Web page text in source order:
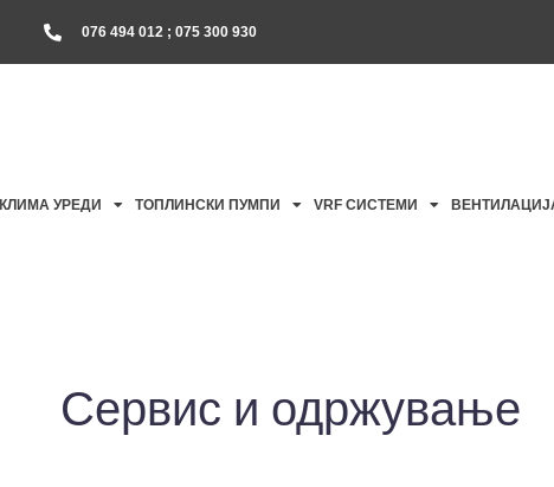
076 494 012 ; 075 300 930
КЛИМА УРЕДИ ТОПЛИНСКИ ПУМПИ VRF СИСТЕМИ
Сервис и одржување